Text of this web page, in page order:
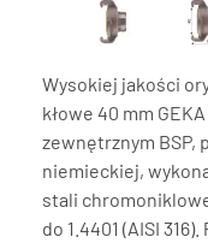
Wysokiej jakości
kłowe 40 mm
zewnętrznym BSP,
niemieckiej,
stali
do 1.4401 (AISI